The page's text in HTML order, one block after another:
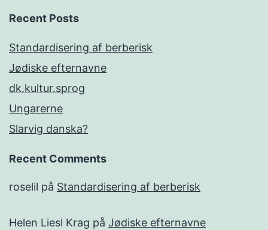
Recent Posts
Standardisering af berberisk
Jødiske efternavne
dk.kultur.sprog
Ungarerne
Slarvig danska?
Recent Comments
roselil på Standardisering af berberisk
Helen Liesl Krag på Jødiske efternavne